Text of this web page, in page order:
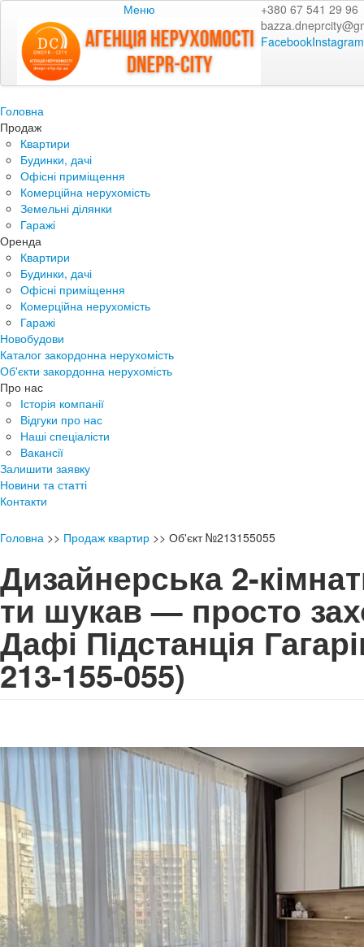
Меню
+380 67 541 29 96
FacebookInstagram
Головна
Продаж
Квартири
Будинки, дачі
Офісні приміщення
Комерційна нерухомість
Земельні ділянки
Гаражі
Оренда
Квартири
Будинки, дачі
Офісні приміщення
Комерційна нерухомість
Гаражі
Новобудови
Каталог закордонна нерухомість
Об'єкти закордонна нерухомість
Про нас
Історія компанії
Відгуки про нас
Наші спеціалісти
Вакансії
Залишити заявку
Новини та статті
Контакти
Головна >> Продаж квартир >> Об'єкт №213155055
Дизайнерська 2-
ти шукав — просто
Дафі Підстанція
213-155-055)